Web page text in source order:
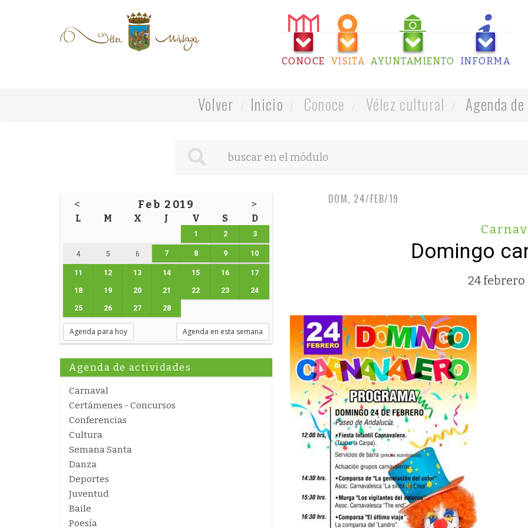
CONOCE VISITA AYUNTAMIENTO INFORMA
Volver Inicio Conoce Vélez cultural Agenda
< Feb 2019 >
L M X J V S D
1 2 3
4 5 6 7 8 9 10
11 12 13 14 15 16 17
18 19 20 21 22 23 24
25 26 27 28
Agenda para hoy Agenda en esta semana
Agenda de actividades
Carnaval
Certámenes - Concursos
Conferencias
Cultura
Semana Santa
Danza
Deportes
Juventud
Baile
Poesía
DOM, 24/FEB/19
Domingo
24 febrero